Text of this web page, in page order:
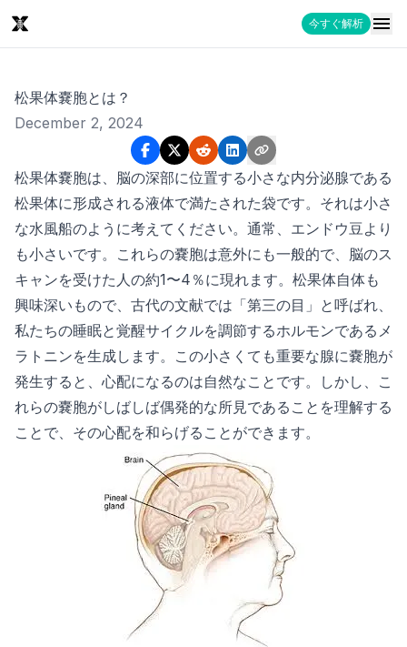
今すぐ解析
松果体嚢胞とは？
December 2, 2024
松果体嚢胞は、脳の深部に位置する小さな内分泌腺である
松果体に形成される液体で満たされた袋です。それは小さ
な水風船のように考えてください。通常、エンドウ豆より
も小さいです。これらの嚢胞は意外にも一般的で、脳のス
キャンを受けた人の約1〜4％に現れます。松果体自体も
興味深いもので、古代の文献では「第三の目」と呼ばれ、
私たちの睡眠と覚醒サイクルを調節するホルモンであるメ
ラトニンを生成します。この小さくても重要な腺に嚢胞が
発生すると、心配になるのは自然なことです。しかし、こ
れらの嚢胞がしばしば偶発的な所見であることを理解する
ことで、その心配を和らげることができます。